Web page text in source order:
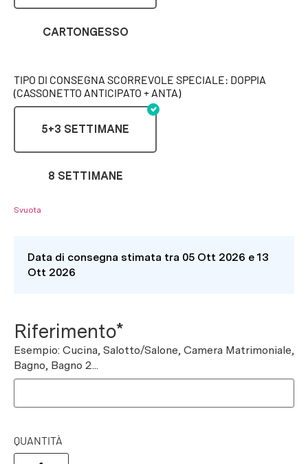
CARTONGESSO
TIPO DI CONSEGNA SCORREVOLE SPECIALE: DOPPIA
(CASSONETTO ANTICIPATO + ANTA)
5+3 SETTIMANE
8 SETTIMANE
Svuota
Data di consegna stimata tra 05 Ott 2026 e 13
Ott 2026
Riferimento*
Esempio: Cucina, Salotto/Salone, Camera Matrimoniale,
Bagno, Bagno 2...
QUANTITÀ